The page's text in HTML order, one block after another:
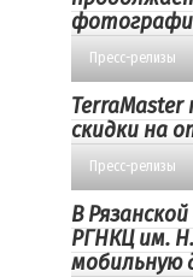
Пресс-релизы
скидки на
Пресс-релизы
В
РГНКЦ им.
мобильную